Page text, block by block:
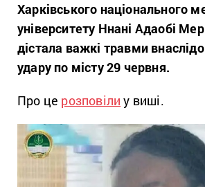
Харківського національного
університету Ннані Адаобі
дістала важкі травми
удару по місту 29 червня.
Про це розповіли у виші.